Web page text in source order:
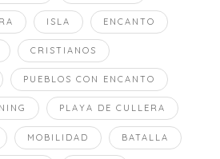
ISLA ENCANTO
CRISTIANOS
PUEBLOS CON ENCANTO
PLAYA DE CULLERA
MOBILIDAD BATALLA